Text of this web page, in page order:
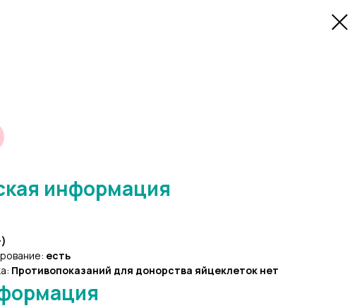
информация
есть
Противопоказаний для донорства яйцеклеток нет